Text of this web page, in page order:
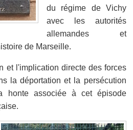
du régime de Vichy
avec les autorités
allemandes et
de Marseille.
et l'implication directe des forces
la déportation et la persécution
honte associée à cet épisode